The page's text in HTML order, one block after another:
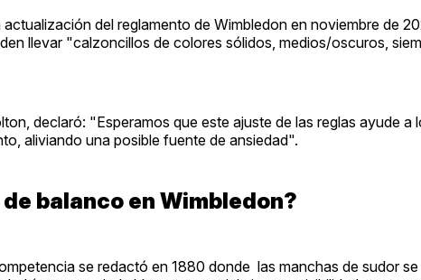
del reglamento de Wimbledon en noviembre de
llevar "calzoncillos de colores sólidos, medios/oscuros,
declaró: "Esperamos que este ajuste de las reglas ayude a
aliviando una posible fuente de ansiedad".
balanco en Wimbledon?
se redactó en 1880 donde las manchas de sudor